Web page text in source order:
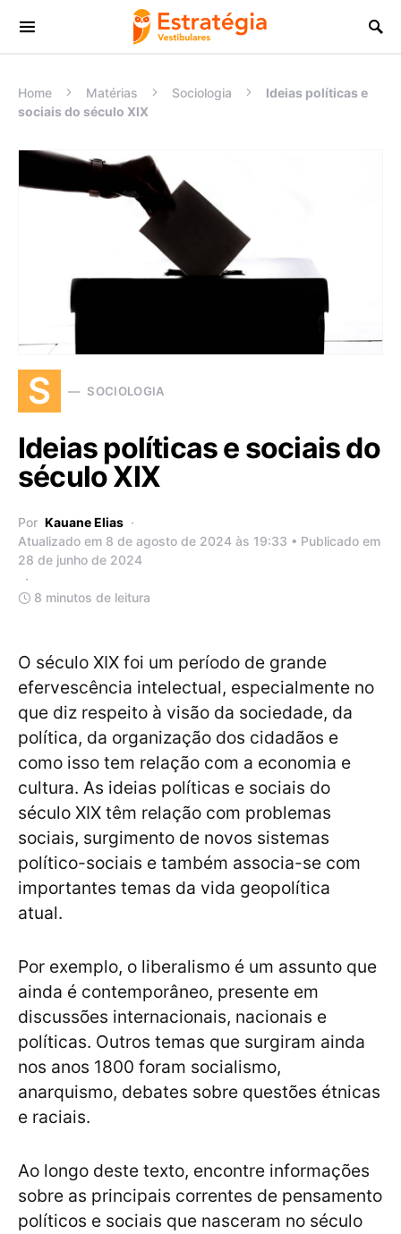
Procurar:
Home Matérias Sociologia
Ideias políticas e
sociais do século XIX
S SOCIOLOGIA
Ideias políticas e sociais do
século XIX
Por Kauane Elias
Atualizado em 8 de agosto de 2024 às 19:33 • Publicado em
28 de junho de 2024
8 minutos de leitura
O século XIX foi um período de grande
efervescência intelectual, especialmente no
que diz respeito à visão da sociedade, da
política, da organização dos cidadãos e
como isso tem relação com a economia e
cultura. As ideias políticas e sociais do
século XIX têm relação com problemas
sociais, surgimento de novos sistemas
político-sociais e também associa-se com
importantes temas da vida geopolítica
atual.
Por exemplo, o liberalismo é um assunto que
ainda é contemporâneo, presente em
discussões internacionais, nacionais e
políticas. Outros temas que surgiram ainda
nos anos 1800 foram socialismo,
anarquismo, debates sobre questões étnicas
e raciais.
Ao longo deste texto, encontre informações
sobre as principais correntes de pensamento
políticos e sociais que nasceram no século